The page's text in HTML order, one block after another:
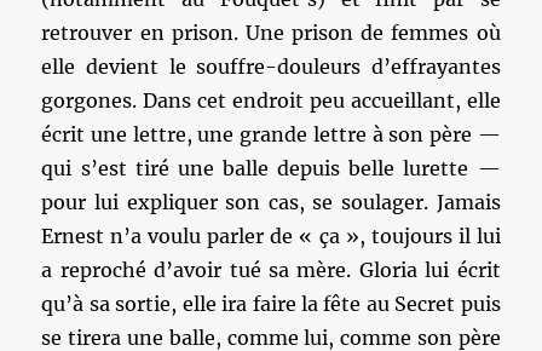
retrouver en prison. Une prison de femmes où
elle devient le souffre-douleurs d’effrayantes
gorgones. Dans cet endroit peu accueillant, elle
écrit une lettre, une grande lettre à son père —
qui s’est tiré une balle depuis belle lurette —
pour lui expliquer son cas, se soulager. Jamais
Ernest n’a voulu parler de « ça », toujours il lui
a reproché d’avoir tué sa mère. Gloria lui écrit
qu’à sa sortie, elle ira faire la fête au Secret puis
se tirera une balle, comme lui, comme son père